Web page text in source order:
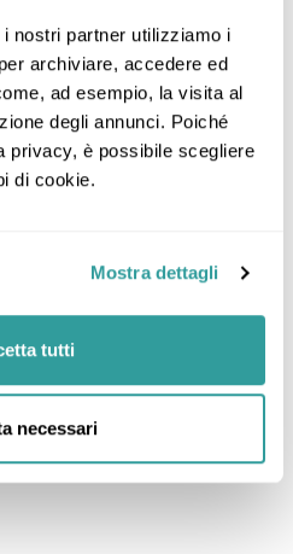
nostri partner utilizziamo i
archiviare, accedere ed
ad esempio, la visita al
degli annunci. Poiché
privacy, è possibile scegliere
di cookie.
Mostra dettagli
tutti
necessari